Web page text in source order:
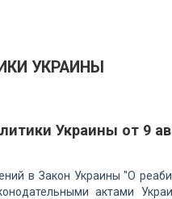
УКРАИНЫ
Украины от 9
в Закон Украины "О
актами